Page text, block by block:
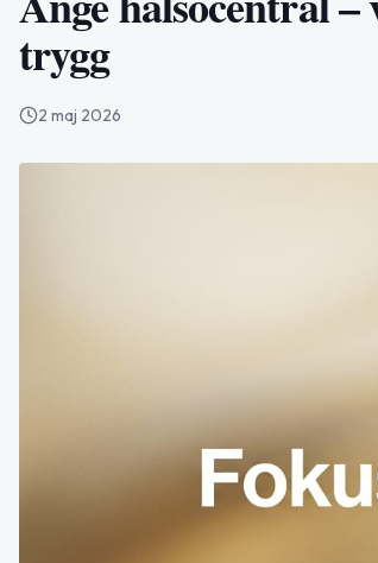
trygg
2 maj 2026